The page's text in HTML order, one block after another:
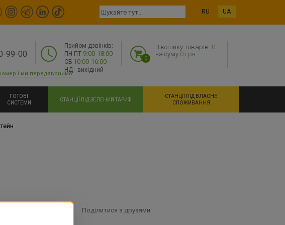
RU UA
99-00
Прийом дзвінків:
ПН-ПТ 9:00-18:00
СБ 10:00-16:00
НД - вихідний
0
В кошику товарів: 0
на суму 0 грн
і ми передзвонимо
ГОТОВІ
СИСТЕМИ
СТАНЦІЇ ПІД ЗЕЛЕНИЙ ТАРИФ
СТАНЦІЇ ПІД ВЛАСНЕ
СПОЖИВАННЯ
Поділитися з друзями: